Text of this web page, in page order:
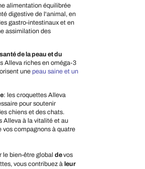
alimentation équilibrée
digestive de l'animal, en
gastro-intestinaux et en
assimilation des
de la peau et du
Alleva riches en oméga-3
une peau saine et un
: les croquettes Alleva
pour soutenir
chiens et des chats.
Alleva à la vitalité et au
vos compagnons à quatre
le bien-être global devos
vous contribuez à leur